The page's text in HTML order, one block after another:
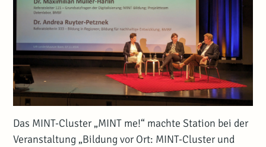
Das MINT-Cluster „MINT me!“ machte Station bei der
Veranstaltung „Bildung vor Ort: MINT-Cluster und